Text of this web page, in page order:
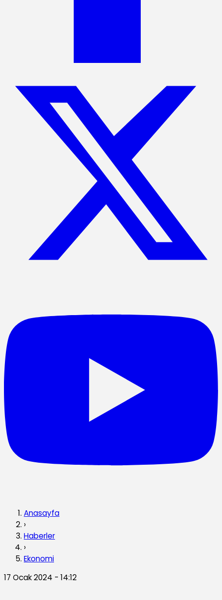
Anasayfa
›
Haberler
›
Ekonomi
17 Ocak 2024 - 14:12